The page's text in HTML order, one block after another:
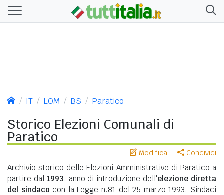
IT LOM BS Paratico
Storico Elezioni Comunali di
Paratico
Modifica Condividi
Archivio storico delle Elezioni Amministrative di Paratico a
partire dal 1993, anno di introduzione dell'elezione diretta
del sindaco con la Legge n.81 del 25 marzo 1993. Sindaci